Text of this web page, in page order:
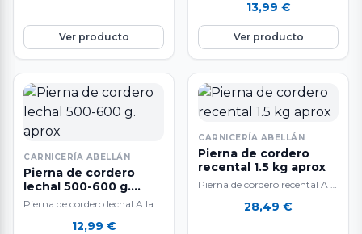
Ver producto
13,99 €
Ver producto
CARNICERÍA ABELLÁN
Pierna de cordero
lechal 500-600 g.
aprox
Pierna de cordero lechal A la
12,99 €
CARNICERÍA ABELLÁN
Pierna de cordero
recental 1.5 kg aprox
Pierna de cordero recental A la
28,49 €